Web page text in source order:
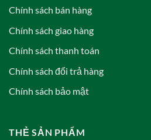
Chính sách bán hàng
Chính sách giao hàng
Chính sách thanh toán
Chính sách đổi trả hàng
Chính sách bảo mật
THẺ SẢN PHẨM